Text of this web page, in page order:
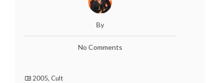
By
No Comments
2005, Cult